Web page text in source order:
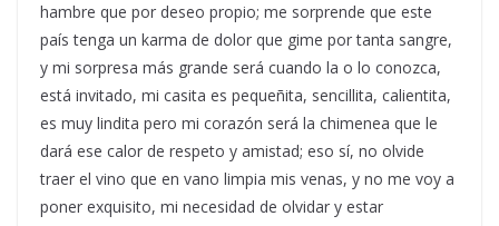
hambre que por deseo propio; me sorprende que este
país tenga un karma de dolor que gime por tanta sangre,
y mi sorpresa más grande será cuando la o lo conozca,
está invitado, mi casita es pequeñita, sencillita, calientita,
es muy lindita pero mi corazón será la chimenea que le
dará ese calor de respeto y amistad; eso sí, no olvide
traer el vino que en vano limpia mis venas, y no me voy a
poner exquisito, mi necesidad de olvidar y estar